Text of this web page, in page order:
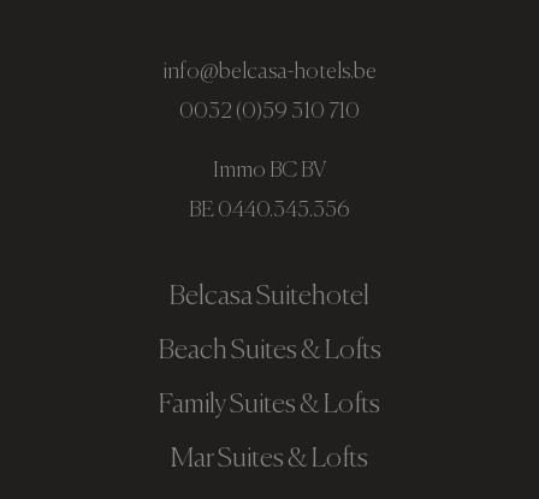
info@belcasa-hotels.be
0032 (0)59 310 710
Immo BC BV
BE 0440.345.356
Belcasa Suitehotel
Beach Suites & Lofts
Family Suites & Lofts
Mar Suites & Lofts